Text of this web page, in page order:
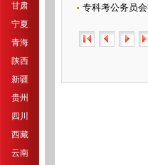
甘肃
宁夏
青海
陕西
新疆
贵州
四川
西藏
云南
专科考公务员